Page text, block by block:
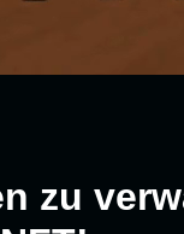
zu